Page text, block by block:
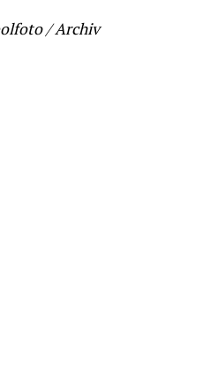
/ Archiv